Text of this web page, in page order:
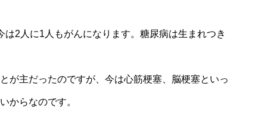
2人に1人もがんになります。糖尿病は生まれつき
が主だったのですが、今は心筋梗塞、脳梗塞といっ
からなのです。